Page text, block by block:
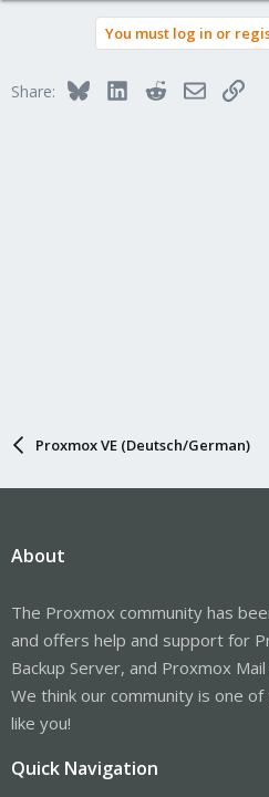
You must log in or
Share: BlueskyLinkedInRedditEmailLink
Proxmox VE (Deutsch/German)
About
The Proxmox community has
and offers help and support for
Backup Server, and Proxmox
We think our community is one
like you!
Quick Navigation